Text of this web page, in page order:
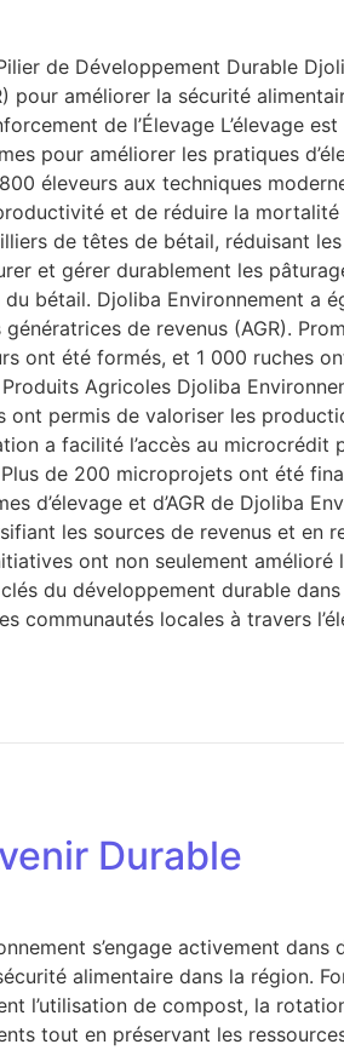
de Développement Durable
pour améliorer la sécurité
de l’Élevage L’élevage
pour améliorer les pratiques
éleveurs aux techniques
et de réduire la
de têtes de bétail, réduisant
et gérer durablement les
bétail. Djoliba Environnement
de revenus (AGR).
ont été formés, et 1 000 ruches
Agricoles Djoliba
permis de valoriser les
a facilité l’accès au
de 200 microprojets ont été
d’élevage et d’AGR de
les sources de revenus et
ont non seulement
du développement durable
communautés locales à travers
Durable
s’engage activement
alimentaire dans la région.
l’utilisation de compost, la
tout en préservant les